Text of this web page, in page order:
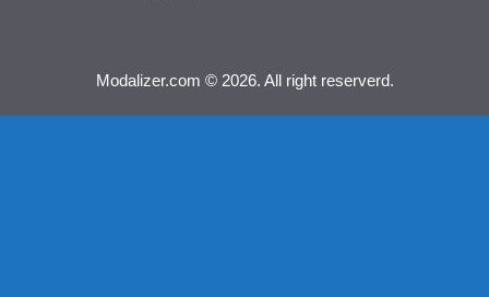
Modalizer.com © 2026. All right reserverd.